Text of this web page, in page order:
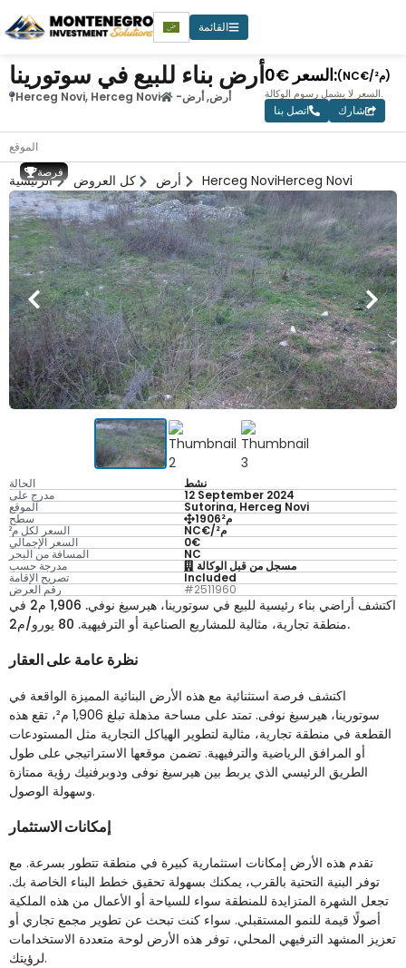
القائمة
أرض بناء للبيع في سوتورينا
Herceg Novi, Herceg Novi - أرض,أرض
0€ السعر: (NC€/م²)
السعر لا يشمل رسوم الوكالة.
اتصل بنا شارك
الموقع
الرئيسية كل العروض أرض Herceg NoviHerceg Novi
الحالة نشط
مدرج على 12 September 2024
الموقع Sutorina, Herceg Novi
سطح 1906م²
السعر لكل م² NC€/م²
السعر الإجمالي 0€
المسافة من البحر NC
مدرجة حسب مسجل من قبل الوكالة
تصريح الإقامة Included
رقم العرض #2511960
اكتشف أراضي بناء رئيسية للبيع في سوتورينا، هيرسيغ نوفي. 1,906 م2 في
منطقة تجارية، مثالية للمشاريع الصناعية أو الترفيهية. 80 يورو/م2.
نظرة عامة على العقار
اكتشف فرصة استثنائية مع هذه الأرض البنائية المميزة الواقعة في
سوتورينا، هيرسيغ نوفى. تمتد على مساحة مذهلة تبلغ 1,906 م²، تقع هذه
القطعة في منطقة تجارية، مثالية لتطوير الهياكل التجارية مثل المستودعات
أو المرافق الرياضية والترفيهية. تضمن موقعها الاستراتيجي على طول
الطريق الرئيسي الذي يربط بين هيرسيغ نوفى ودوبرفنيك رؤية ممتازة
وسهولة الوصول.
إمكانات الاستثمار
تقدم هذه الأرض إمكانات استثمارية كبيرة في منطقة تتطور بسرعة. مع
توفر البنية التحتية بالقرب، يمكنك بسهولة تحقيق خطط البناء الخاصة بك.
تجعل الشهرة المتزايدة للمنطقة سواء للسياحة أو الأعمال من هذه الملكية
أصولًا قيمة للنمو المستقبلي. سواء كنت تبحث عن تطوير مجمع تجاري أو
تعزيز المشهد الترفيهي المحلي، توفر هذه الأرض لوحة متعددة الاستخدامات
لرؤيتك.
فرصة